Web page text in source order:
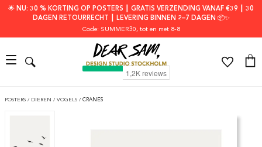
🌟 NU: 30 % KORTING OP POSTERS ┃ GRATIS VERZENDING VANAF €39 ┃ 30
DAGEN RETOURRECHT ┃ LEVERING BINNEN 2–7 DAGEN 📦✨
Code: SUMMER30, tot en met 8-8
POSTERS / DIEREN / VOGELS / CRANES